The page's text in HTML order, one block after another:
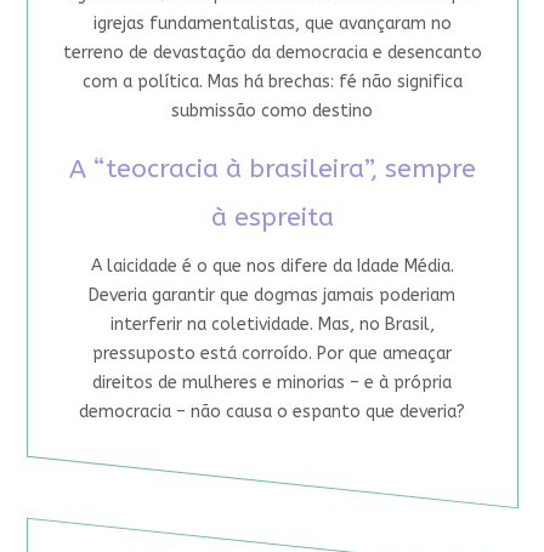
igrejas fundamentalistas, que avançaram no
terreno de devastação da democracia e desencanto
com a política. Mas há brechas: fé não significa
submissão como destino
A “teocracia à brasileira”, sempre
à espreita
A laicidade é o que nos difere da Idade Média.
Deveria garantir que dogmas jamais poderiam
interferir na coletividade. Mas, no Brasil,
pressuposto está corroído. Por que ameaçar
direitos de mulheres e minorias – e à própria
democracia – não causa o espanto que deveria?